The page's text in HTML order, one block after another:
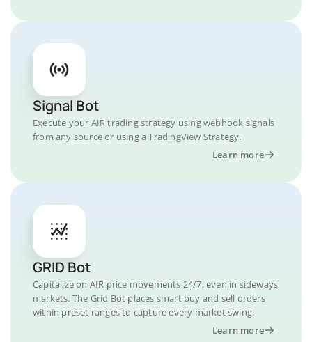
Signal Bot
Execute your AIR trading strategy using webhook signals
from any source or using a TradingView Strategy.
Learn more
GRID Bot
Capitalize on AIR price movements 24/7, even in sideways
markets. The Grid Bot places smart buy and sell orders
within preset ranges to capture every market swing.
Learn more